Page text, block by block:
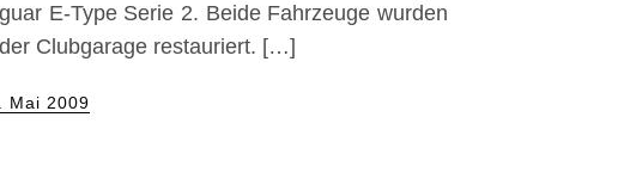
E-Type Serie 2. Beide Fahrzeuge wurden
Clubgarage restauriert. […]
Mai 2009